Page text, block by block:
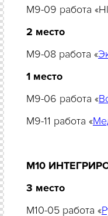
M9-09 работа
2
M9-08 работа «
1 место
M9-06 работа «
M9-11 работа «
M10
3 место
M10-05 работа «